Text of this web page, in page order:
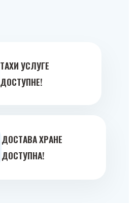
ТAXИ УСЛУГE
ДOСТУПНE!
ДOСТAВA ХРAНE
ДOСТУПНA!